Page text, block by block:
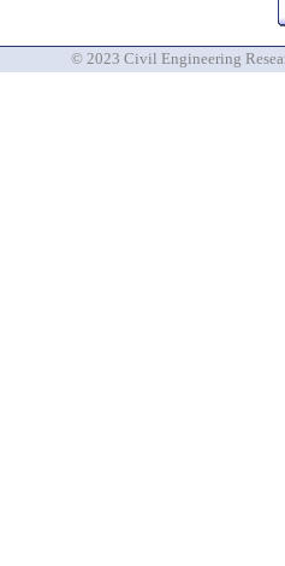
© 2023 Civil Engineering